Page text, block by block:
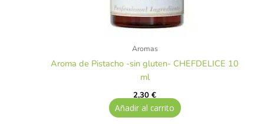
Aromas
Aroma de Pistacho -sin gluten- CHEFDELICE 10
ml
2,30€
Añadir al carrito